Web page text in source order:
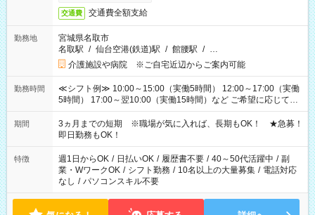
交通費 交通費全額支給
勤務地
宮城県名取市
名取駅 / 仙台空港(鉄道)駅 / 館腰駅 / …
介護施設や病院 ※ご自宅近辺からご案内可能
勤務時間
≪シフト例≫ 10:00～15:00（実働5時間） 12:00～17:00（実働
5時間） 17:00～翌10:00（実働15時間）など ご希望に応じて、
働く時間は調整できます！ お気軽に担当へ相談ください！
期間
3ヵ月までの短期 ※職場が気に入れば、長期もOK！ ★急募！
即日勤務もOK！
特徴 週1日からOK / 日払いOK / 履歴書不要 / 40～50代活躍中 / 副
業・WワークOK / シフト勤務 / 10名以上の大量募集 / 電話対応
なし / パソコンスキル不要